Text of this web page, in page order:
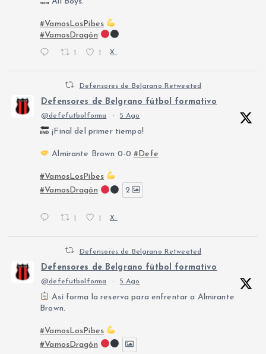
#VamosLosPibes
#VamosDragón
X
Defensores de Belgrano Retweeted
Defensores de Belgrano fútbol formativo
@defefutbolforma · 5 Ago
¡Final del primer tiempo!
Almirante Brown 0-0#Defe
#VamosLosPibes
#VamosDragón
2
1 1 X
Defensores de Belgrano Retweeted
Defensores de Belgrano fútbol formativo
@defefutbolforma · 5 Ago
Así forma la reserva para enfrentar a Almirante
Brown.
#VamosLosPibes
#VamosDragón